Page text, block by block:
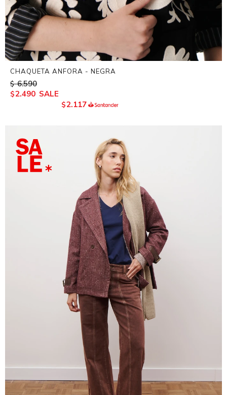
CHAQUETA ANFORA - NEGRA
$ 6.590
$2.490
$2.117